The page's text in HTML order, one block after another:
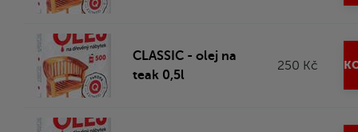
CLASSIC - olej na
teak 0,5l
250 Kč